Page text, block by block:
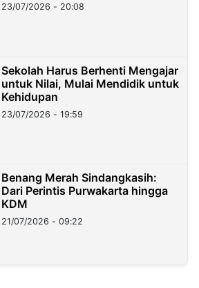
23/07/2026 - 20:08
Sekolah Harus Berhenti Mengajar
untuk Nilai, Mulai Mendidik untuk
Kehidupan
23/07/2026 - 19:59
Benang Merah Sindangkasih:
Dari Perintis Purwakarta hingga
KDM
21/07/2026 - 09:22